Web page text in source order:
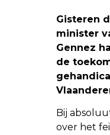
Gisteren
minister
Gennez
de
Bij
over het